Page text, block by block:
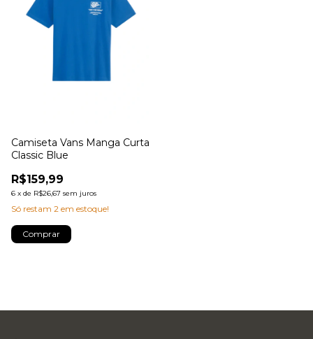
Camiseta Vans Manga Curta
Classic Blue
R$159,99
6 x de R$26,67 sem juros
Só restam 2 em estoque!
Comprar